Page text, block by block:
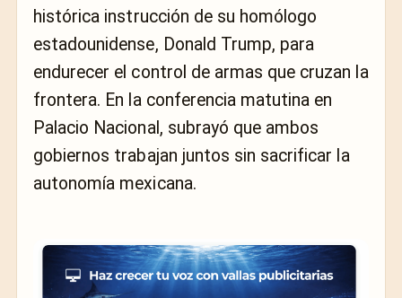
histórica instrucción de su homólogo
estadounidense, Donald Trump, para
endurecer el control de armas que cruzan la
frontera. En la conferencia matutina en
Palacio Nacional, subrayó que ambos
gobiernos trabajan juntos sin sacrificar la
autonomía mexicana.